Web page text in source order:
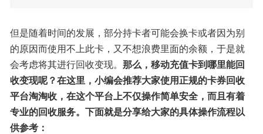
但是随着时间的发展，部分持卡者可能会换卡或者因为别
的原因而使用不上此卡，又不想浪费里面的余额，于是就
会考虑将其进行回收变现。 那么，移动充值卡到哪里能回
收变现呢？在这里，小编会推荐大家使用正规的卡券回收
平台淘淘收，在这个平台上不仅操作简单安全，而且有着
专业的回收服务。下面就是分享给大家的具体操作流程以
供参考：